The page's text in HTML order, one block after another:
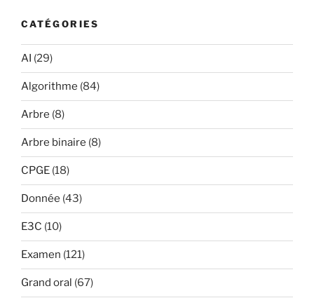
CATÉGORIES
AI (29)
Algorithme (84)
Arbre (8)
Arbre binaire (8)
CPGE (18)
Donnée (43)
E3C (10)
Examen (121)
Grand oral (67)